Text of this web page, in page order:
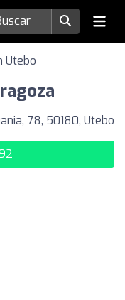
Utebo
78, 50180, Utebo